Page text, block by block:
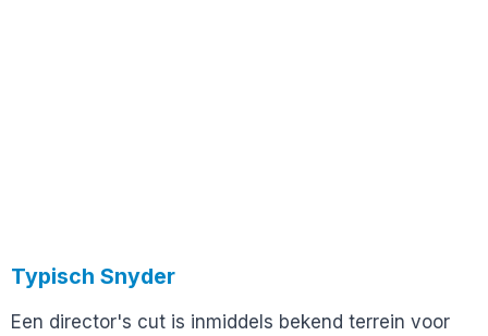
Typisch Snyder
Een director's cut is inmiddels bekend terrein voor